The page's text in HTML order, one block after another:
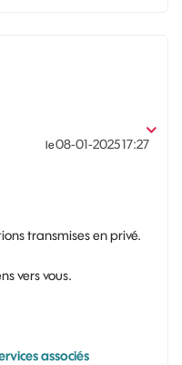
le‎08-01-202517:27
transmises en privé.
vers vous.
associés